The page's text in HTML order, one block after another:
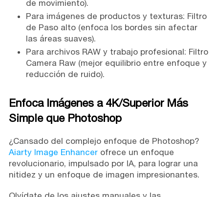
de movimiento).
Para imágenes de productos y texturas: Filtro
de Paso alto (enfoca los bordes sin afectar
las áreas suaves).
Para archivos RAW y trabajo profesional: Filtro
Camera Raw (mejor equilibrio entre enfoque y
reducción de ruido).
Enfoca Imágenes a 4K/Superior Más
Simple que Photoshop
¿Cansado del complejo enfoque de Photoshop?
Aiarty Image Enhancer ofrece un enfoque
revolucionario, impulsado por IA, para lograr una
nitidez y un enfoque de imagen impresionantes.